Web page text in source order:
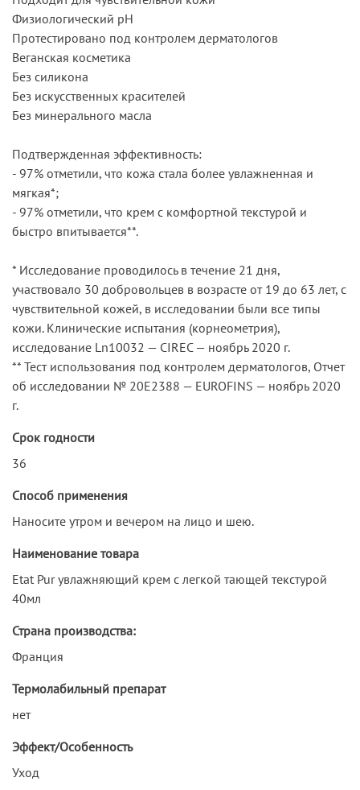
Физиологический pH
Протестировано под контролем дерматологов
Веганская косметика
Без силикона
Без искусственных красителей
Без минерального масла
Подтвержденная эффективность:
- 97% отметили, что кожа стала более увлажненная и
мягкая*;
- 97% отметили, что крем с комфортной текстурой и
быстро впитывается**.
* Исследование проводилось в течение 21 дня,
участвовало 30 добровольцев в возрасте от 19 до 63 лет, с
чувствительной кожей, в исследовании были все типы
кожи. Клинические испытания (корнеометрия),
исследование Ln10032 — CIREC — ноябрь 2020 г.
** Тест использования под контролем дерматологов, Отчет
об исследовании № 20E2388 — EUROFINS — ноябрь 2020
г.
Срок годности
36
Способ применения
Наносите утром и вечером на лицо и шею.
Наименование товара
Etat Pur увлажняющий крем с легкой тающей текстурой
40мл
Страна производства:
Франция
Термолабильный препарат
нет
Эффект/Особенность
Уход